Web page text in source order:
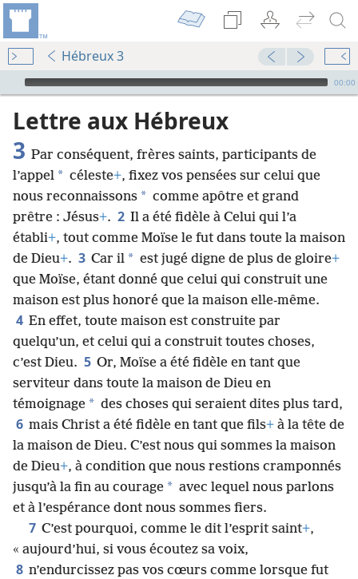
Hébreux 3
Audio Player
00:00
Lettre aux Hébreux
3 Par conséquent, frères saints, participants de
l’appel * céleste+, fixez vos pensées sur celui que
nous reconnaissons * comme apôtre et grand
prêtre : Jésus+. 2 Il a été fidèle à Celui qui l’a
établi+, tout comme Moïse le fut dans toute la maison
de Dieu+. 3 Car il * est jugé digne de plus de gloire+
que Moïse, étant donné que celui qui construit une
maison est plus honoré que la maison elle-même.
4 En effet, toute maison est construite par
quelqu’un, et celui qui a construit toutes choses,
c’est Dieu. 5 Or, Moïse a été fidèle en tant que
serviteur dans toute la maison de Dieu en
témoignage * des choses qui seraient dites plus tard,
6 mais Christ a été fidèle en tant que fils+ à la tête de
la maison de Dieu. C’est nous qui sommes la maison
de Dieu+, à condition que nous restions cramponnés
jusqu’à la fin au courage * avec lequel nous parlons
et à l’espérance dont nous sommes fiers.
7 C’est pourquoi, comme le dit l’esprit saint+,
« aujourd’hui, si vous écoutez sa voix,
8 n’endurcissez pas vos cœurs comme lorsque fut